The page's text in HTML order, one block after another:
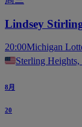
Lindsey
20:00Michigan
Sterling
8月
20